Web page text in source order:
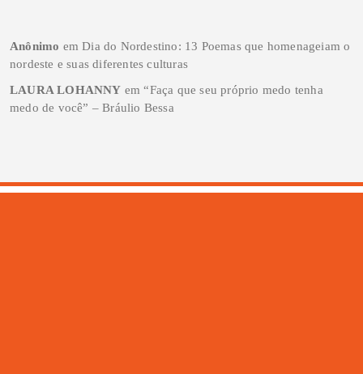
Anônimo emDia do Nordestino: 13 Poemas que homenageiam o
nordeste e suas diferentes culturas
LAURA LOHANNY em“Faça que seu próprio medo tenha
medo de você” – Bráulio Bessa